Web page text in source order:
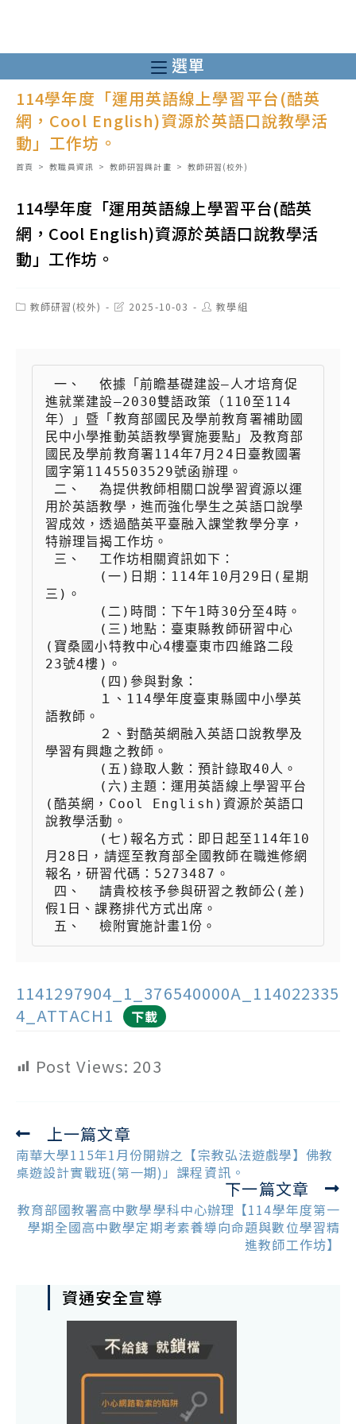
至
主
內
容
選單
114學年度「運用英語線上學習平台(酷英
網，Cool English)資源於英語口說教學活
動」工作坊。
首頁 > 教職員資訊 > 教師研習與計畫 > 教師研習(校外)
114學年度「運用英語線上學習平台(酷英
網，Cool English)資源於英語口說教學活
動」工作坊。
Post教師研習(校外)
Post2025-10-03
Post教學組
一、  依據「前瞻基礎建設—人才培育促
進就業建設—2030雙語政策（110至114
年）」暨「教育部國民及學前教育署補助國
民中小學推動英語教學實施要點」及教育部
國民及學前教育署114年7月24日臺教國署
國字第1145503529號函辦理。
用於英語教學，進而強化學生之英語口說學
習成效，透過酷英平臺融入課堂教學分享，
特辦理旨揭工作坊。
三)。
(寶桑國小特教中心4樓臺東市四維路二段
23號4樓)。
語教師。
學習有興趣之教師。
(酷英網，Cool English)資源於英語口
說教學活動。
月28日，請逕至教育部全國教師在職進修網
報名，研習代碼：5273487。
假1日、課務排代方式出席。
1141297904_1_376540000A_114022335
4_ATTACH1
下載
Post Views: 203
Read
more
articles
上一篇文章
南華大學115年1月份開辦之【宗教弘法遊戲學】佛教
桌遊設計實戰班(第一期)」課程資訊。
下一篇文章
教育部國教署高中數學學科中心辦理【114學年度第一
學期全國高中數學定期考素養導向命題與數位學習精
進教師工作坊】
資通安全宣導